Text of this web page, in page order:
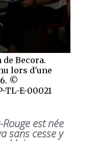
Becora.
lors d'une
©
TL-E-00021
est née
sans cesse y